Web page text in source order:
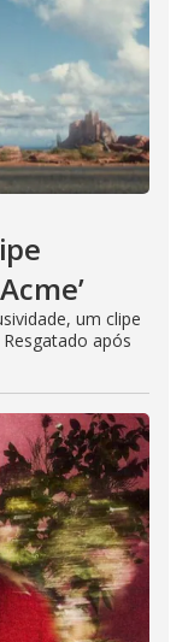
um clipe
Resgatado após